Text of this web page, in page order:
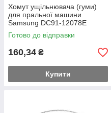
Хомут ущільнювача (гуми)
для пральної машини
Samsung DC91-12078E
(зовнішній)
Готово до відправки
160,34 ₴
Купити